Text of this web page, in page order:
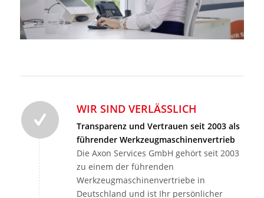
WIR SIND VERLÄSSLICH
Transparenz und Vertrauen seit 2003 als
führender Werkzeugmaschinenvertrieb
Die Axon Services GmbH gehört seit 2003
zu einem der führenden
Werkzeugmaschinenvertriebe in
Deutschland und ist Ihr persönlicher